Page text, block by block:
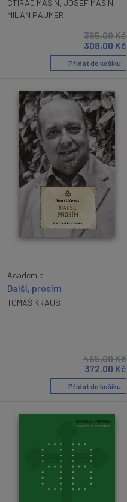
CTIRAD MAŠÍN, JOSEF MAŠÍN,
MILAN PAUMER
385,00Kč
308,00 Kč
Přidat do košíku
Academia
Další, prosím
TOMÁŠ KRAUS
465,00Kč
372,00 Kč
Přidat do košíku